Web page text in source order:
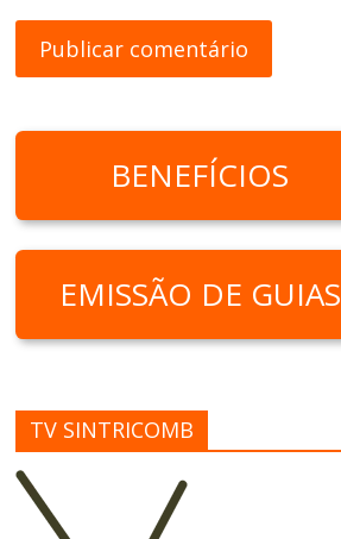
BENEFÍCIOS
EMISSÃO DE GUIAS
TV SINTRICOMB